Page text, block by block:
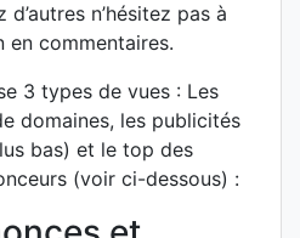
n’hésitez pas à
en commentaires.
3 types de vues : Les
domaines, les publicités
bas) et le top des
(voir ci-dessous) :